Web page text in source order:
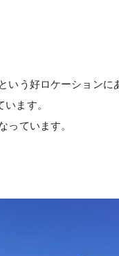
う好ロケーションに
ます。
っています。